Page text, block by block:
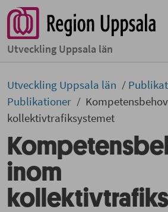
Utveckling Uppsala län
Utveckling Uppsala län
Publikationer
kollektivtrafiksystemet
inom